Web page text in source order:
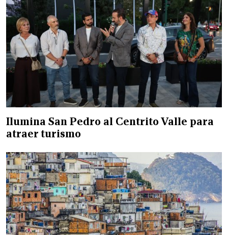
Ilumina San Pedro al Centrito Valle para
atraer turismo